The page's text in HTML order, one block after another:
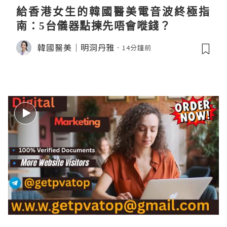
給香港女生的韓國醫美電音波終極指
南：5台儀器點揀先唔會嘥錢？
韓國醫美｜明洞丹雅 14分鐘前